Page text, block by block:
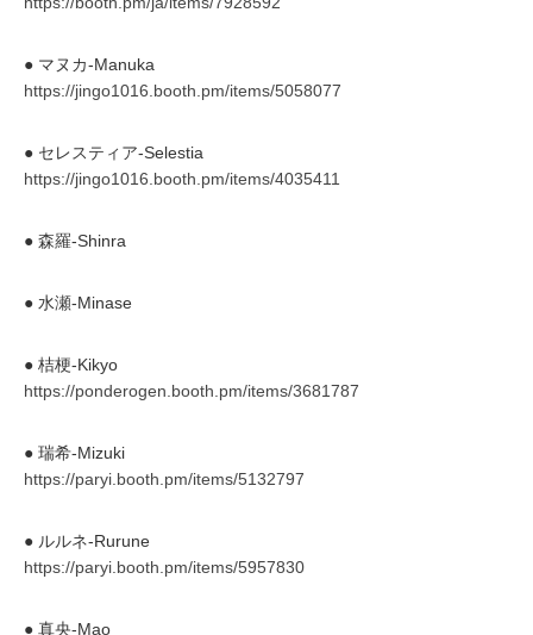
● マヌカ‐Manuka
https://jingo1016.booth.pm/items/5058077
● セレスティア‐Selestia
https://jingo1016.booth.pm/items/4035411
● 森羅‐Shinra
● 水瀬‐Minase
● 桔梗‐Kikyo
https://ponderogen.booth.pm/items/3681787
● 瑞希-Mizuki
https://paryi.booth.pm/items/5132797
● ルルネ-Rurune
https://paryi.booth.pm/items/5957830
● 真央-Mao